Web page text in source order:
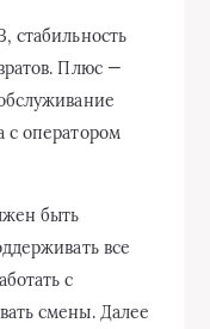
стабильность
Плюс —
с оператором
быть
все
с
смены. Далее